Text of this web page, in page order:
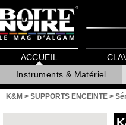
ACCUEIL
Instruments & Matériel
K&M > SUPPORTS ENCEINTE >